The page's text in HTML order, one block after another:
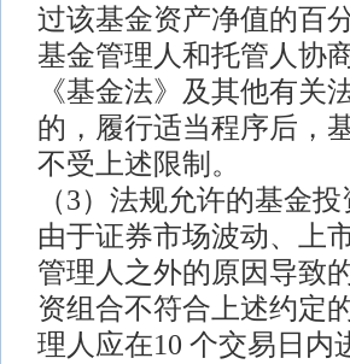
过该基金资产净值的百
基金管理人和托管人协
《基金法》及其他有关
的，履行适当程序后，
不受上述限制。
（3）法规允许的基金
由于证券市场波动、上
管理人之外的原因导致
资组合不符合上述约定
理人应在10 个交易日内